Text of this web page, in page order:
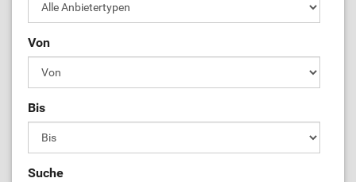
Von
Bis
Suche